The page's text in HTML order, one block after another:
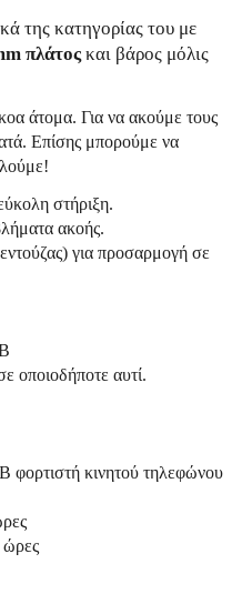
της κατηγορίας του με
πλάτοςκαι βάρος μόλις
άτομα. Για να ακούμε τους
Επίσης μπορούμε να
στήριξη.
ακοής.
για προσαρμογή σε
οποιοδήποτε αυτί.
φορτιστή κινητού τηλεφώνου
ώρες